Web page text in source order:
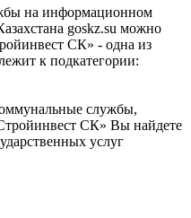
на информационном
goskz.su можно
СК» - одна из
к подкатегории:
службы,
СК» Вы найдете
услуг